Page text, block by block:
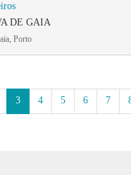
DE GAIA
Porto
3 4 5 6 7